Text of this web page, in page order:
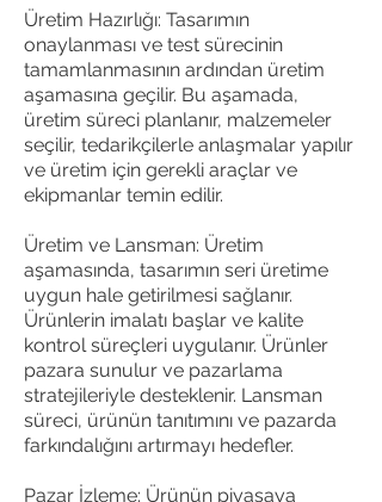
Üretim Hazırlığı: Tasarımın
onaylanması ve test sürecinin
tamamlanmasının ardından üretim
aşamasına geçilir. Bu aşamada,
üretim süreci planlanır, malzemeler
seçilir, tedarikçilerle anlaşmalar yapılır
ve üretim için gerekli araçlar ve
ekipmanlar temin edilir.
Üretim ve Lansman: Üretim
aşamasında, tasarımın seri üretime
uygun hale getirilmesi sağlanır.
Ürünlerin imalatı başlar ve kalite
kontrol süreçleri uygulanır. Ürünler
pazara sunulur ve pazarlama
stratejileriyle desteklenir. Lansman
süreci, ürünün tanıtımını ve pazarda
farkındalığını artırmayı hedefler.
Pazar İzleme: Ürünün piyasaya